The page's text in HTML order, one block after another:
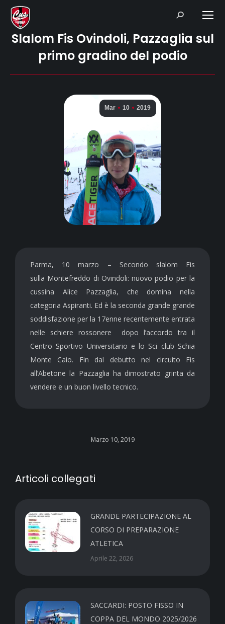
Search:
Slalom Fis Ovindoli, Pazzaglia sul
primo gradino del podio
Mar 10 2019
Parma, 10 marzo – Secondo slalom Fis
sulla Montefreddo di Ovindoli: nuovo podio per la
cussina Alice Pazzaglia, che domina nella
categoria Aspiranti. Ed è la seconda grande grande
soddisfazione per la 17enne recentemente entrata
nelle schiere rossonere dopo l’accordo tra il
Centro Sportivo Universitario e lo Sci club Schia
Monte Caio. Fin dal debutto nel circuito Fis
all’Abetone la Pazzaglia ha dimostrato grinta da
vendere e un buon livello tecnico.
Marzo 10, 2019
Articoli collegati
GRANDE PARTECIPAZIONE AL
CORSO DI PREPARAZIONE
ATLETICA
Aprile 22, 2026
SACCARDI: POSTO FISSO IN
COPPA DEL MONDO 2025/2026